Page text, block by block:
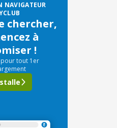
NAVIGATEUR
chercher,
à
!
pour tout 1er